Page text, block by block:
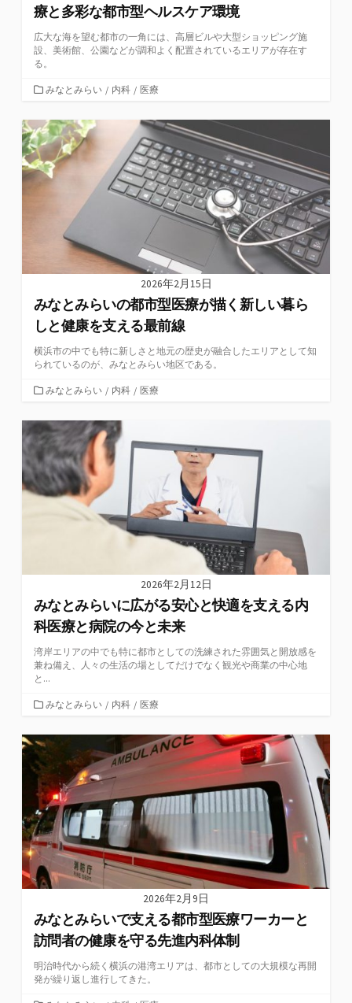
療と多彩な都市型ヘルスケア環境
広大な海を望む都市の一角には、高層ビルや大型ショッピング施
設、美術館、公園などが調和よく配置されているエリアが存在す
る。
カ
ゴ
リ
ー
みなとみらい / 内科 / 医療
2026年2月15日
みなとみらいの都市型医療が描く新しい暮ら
しと健康を支える最前線
横浜市の中でも特に新しさと地元の歴史が融合したエリアとして知
られているのが、みなとみらい地区である。
カ
ゴ
リ
みなとみらい / 内科 / 医療
2026年2月12日
みなとみらいに広がる安心と快適を支える内
科医療と病院の今と未来
湾岸エリアの中でも特に都市としての洗練された雰囲気と開放感を
兼ね備え、人々の生活の場としてだけでなく観光や商業の中心地
と...
カ
ゴ
リ
ー
みなとみらい / 内科 / 医療
2026年2月9日
みなとみらいで支える都市型医療ワーカーと
訪問者の健康を守る先進内科体制
明治時代から続く横浜の港湾エリアは、都市としての大規模な再開
発が繰り返し進行してきた。